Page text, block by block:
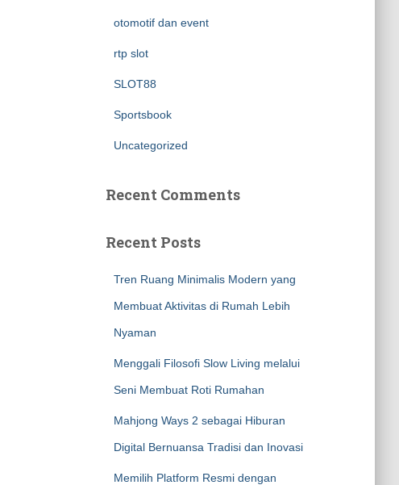
otomotif dan event
rtp slot
SLOT88
Sportsbook
Uncategorized
Recent Comments
Recent Posts
Tren Ruang Minimalis Modern yang
Membuat Aktivitas di Rumah Lebih
Nyaman
Menggali Filosofi Slow Living melalui
Seni Membuat Roti Rumahan
Mahjong Ways 2 sebagai Hiburan
Digital Bernuansa Tradisi dan Inovasi
Memilih Platform Resmi dengan